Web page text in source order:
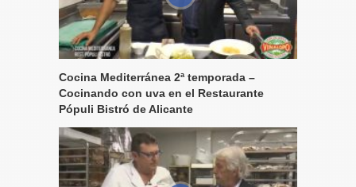
Cocina Mediterránea 2ª temporada –
Cocinando con uva en el Restaurante
Pópuli Bistró de Alicante